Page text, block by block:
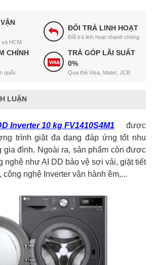
và HCM
ĐỔI TRẢ LINH HOẠT
Đổi trả linh hoạt nhanh chóng
CHÍNH
quốc
TRẢ GÓP LÃI SUẤT
0%
Qua thẻ Visa, Mater, JCB
LUẬN
Inverter 10 kg FV1410S4M1
được
trình giặt đa dạng đáp ứng tốt nhu
gia đình. Ngoài ra, sản phẩm còn được
nghệ như AI DD bảo vệ sợi vải, giặt tiết
công nghệ Inverter vận hành êm,...